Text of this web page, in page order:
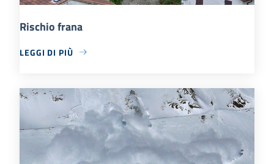
Rischio frana
LEGGI DI PIÙ